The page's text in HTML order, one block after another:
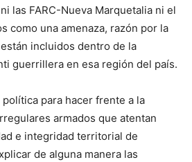
las FARC-Nueva Marquetalia ni el
como una amenaza, razón por la
incluidos dentro de la
guerrillera en esa región del país.
para hacer frente a la
armados que atentan
e integridad territorial de
de alguna manera las